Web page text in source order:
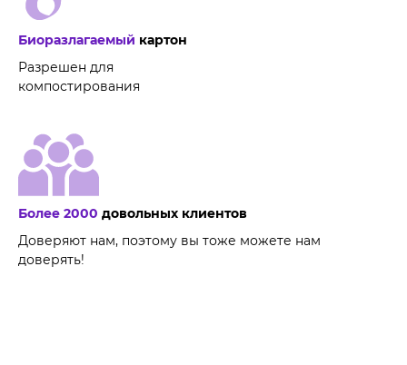
Биоразлагаемый картон
Разрешен для
компостирования
Более 2000 довольных клиентов
Доверяют нам, поэтому вы тоже можете нам
доверять!